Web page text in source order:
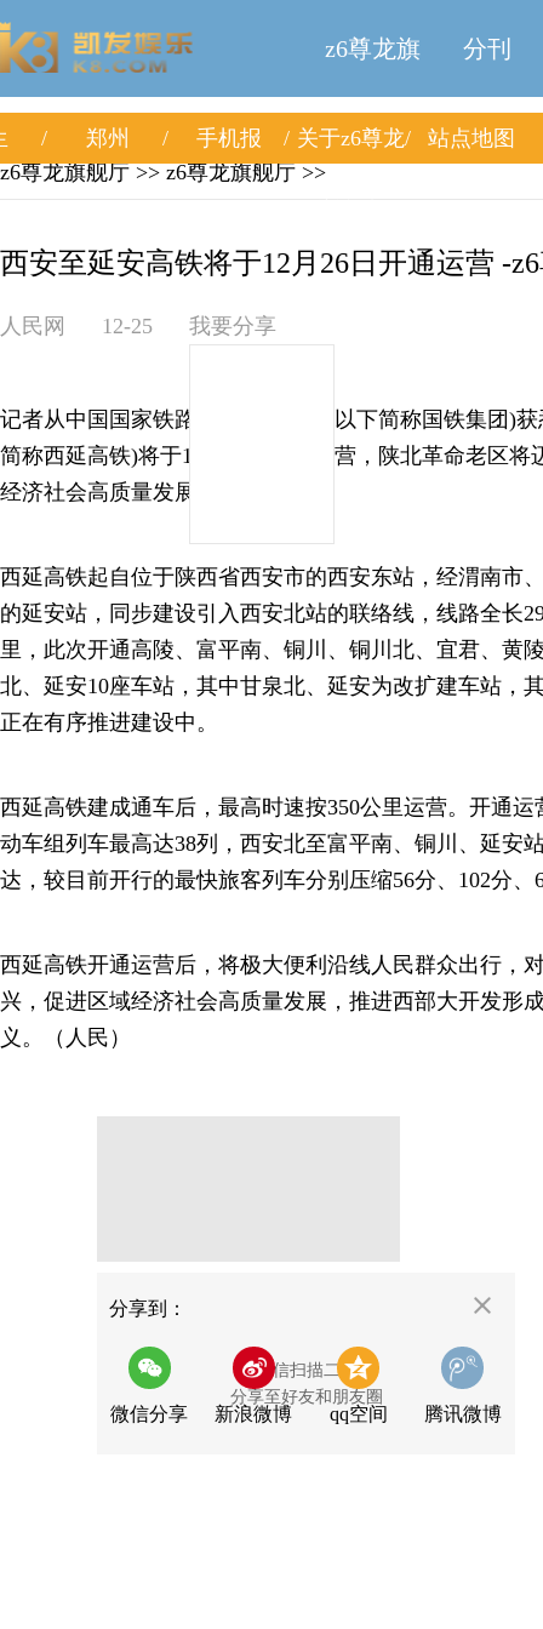
z6尊龙旗
舰厅
分刊
郑州 手机报 关于z6尊龙
站点地图
z6尊龙旗舰厅 >> z6尊龙旗舰厅 >>
西安至延安高铁将于12月26日开通运营 -
人民网 12-25 我要分享
记者从中国国家铁路集团有限公司(以下简称国铁集团)
简称西延高铁)将于12月26日开通运营，陕北革命老区将
经济社会高质量发展注入新动能。
西延高铁起自位于陕西省西安市的西安东站，经渭南市
的延安站，同步建设引入西安北站的联络线，线路全长
里，此次开通高陵、富平南、铜川、铜川北、宜君、黄
北、延安10座车站，其中甘泉北、延安为改扩建车站，
正在有序推进建设中。
西延高铁建成通车后，最高时速按350公里运营。开通
动车组列车最高达38列，西安北至富平南、铜川、延安
达，较目前开行的最快旅客列车分别压缩56分、102分、
西延高铁开通运营后，将极大便利沿线人民群众出行，
兴，促进区域经济社会高质量发展，推进西部大开发形
义。（人民）
分享到：
微信分享
用微信扫描二维码
分享至好友和朋友圈
新浪微博 qq空间 腾讯微博